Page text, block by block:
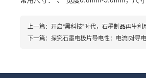
上一篇： 开启“黑科技”时代，石墨制品再生利
下一篇： 探究石墨电极片导电性：电流i对导